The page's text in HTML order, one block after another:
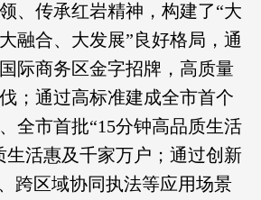
、传承红岩精神，构建了“大
融合、大发展”良好格局，通
际商务区金字招牌，高质量
；通过高标准建成全市首个
全市首批“15分钟高品质生活
生活惠及千家万户；通过创新
跨区域协同执法等应用场景